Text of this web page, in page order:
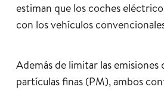
estiman que los coches
con los vehículos
Además de limitar las
partículas finas (PM), ambos